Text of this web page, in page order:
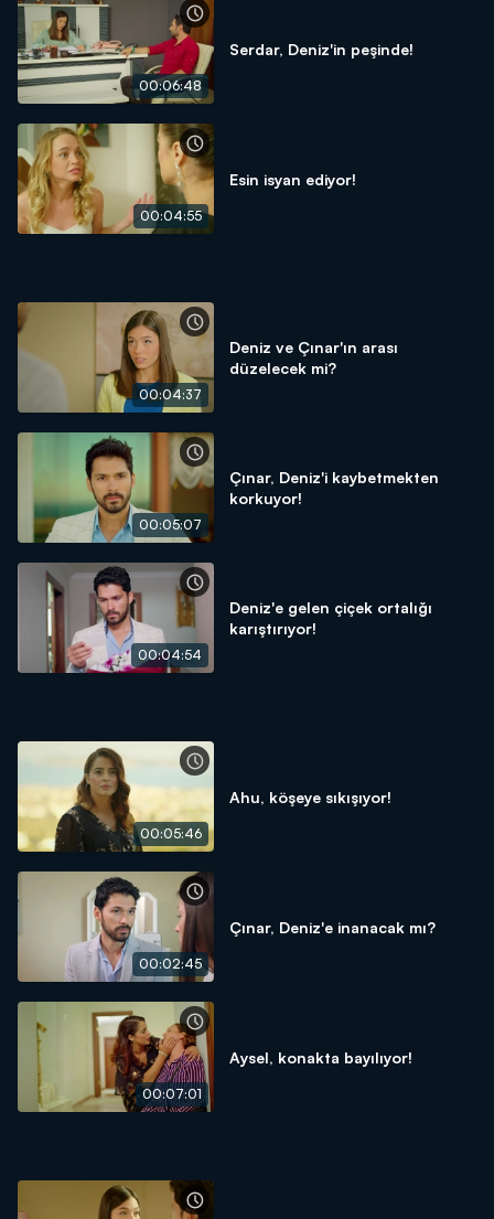
00:06:48
Serdar, Deniz'in peşinde!
00:04:55
Esin isyan ediyor!
00:04:37
Deniz ve Çınar'ın arası
düzelecek mi?
00:05:07
Çınar, Deniz'i kaybetmekten
korkuyor!
00:04:54
Deniz'e gelen çiçek ortalığı
karıştırıyor!
00:05:46
Ahu, köşeye sıkışıyor!
00:02:45
Çınar, Deniz'e inanacak mı?
00:07:01
Aysel, konakta bayılıyor!